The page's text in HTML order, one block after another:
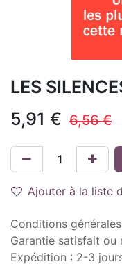
LES
5,91 € 6,56€
Ajouter à la liste
Conditions générales
Garantie satisfait ou
Expédition : 2-3